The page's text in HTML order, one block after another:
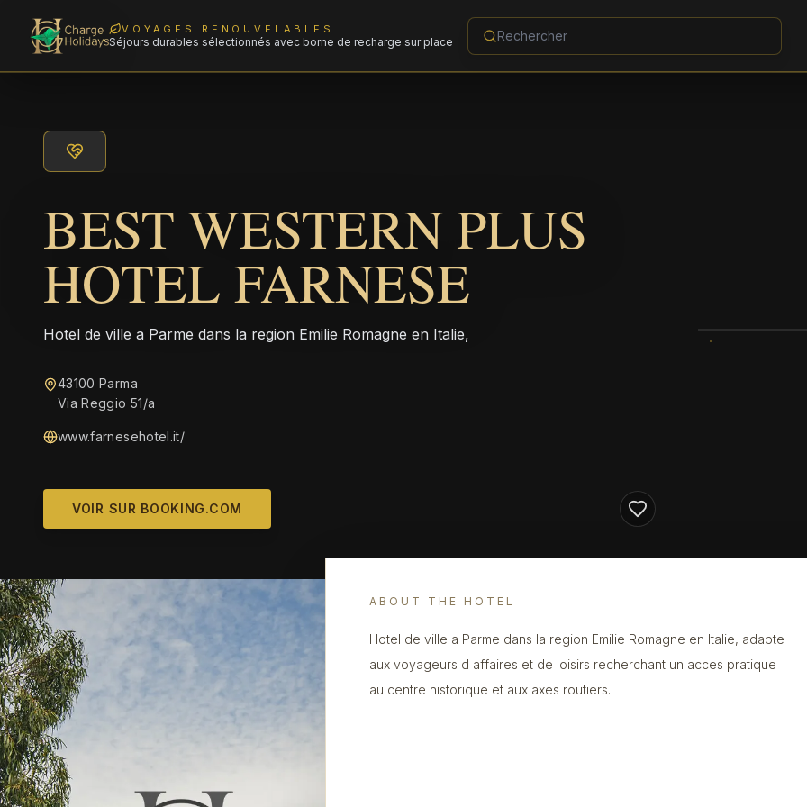
VOYAGES RENOUVELABLES
Séjours durables sélectionnés avec borne de recharge sur place
BEST WESTERN PLUS
HOTEL FARNESE
Hotel de ville a Parme dans la region Emilie Romagne en Italie,
43100 Parma
Via Reggio 51/a
www.farnesehotel.it/
VOIR SUR BOOKING.COM
ABOUT THE HOTEL
Hotel de ville a Parme dans la region Emilie Romagne en Italie, adapte
aux voyageurs d affaires et de loisirs recherchant un acces pratique
au centre historique et aux axes routiers.